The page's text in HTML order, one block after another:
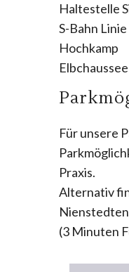
Haltestelle
S-Bahn Linie
Hochkamp
Für unsere
Praxis.
Alternativ
(3 Minuten